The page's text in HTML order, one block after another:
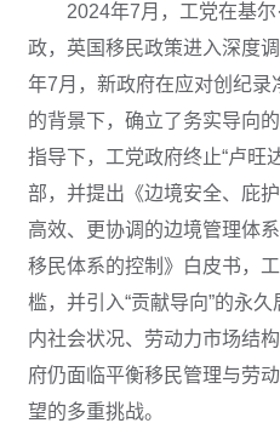
2024年7月，工党在基
政，英国移民政策进入深度
年7月，新政府在应对创纪录
的背景下，确立了务实导向
指导下，工党政府终止“卢旺
部，并提出《边境安全、庇
高效、更协调的边境管理体
移民体系的控制》白皮书，
槛，并引入“贡献导向”的永
内社会状况、劳动力市场结
府仍面临平衡移民管理与劳
望的多重挑战。